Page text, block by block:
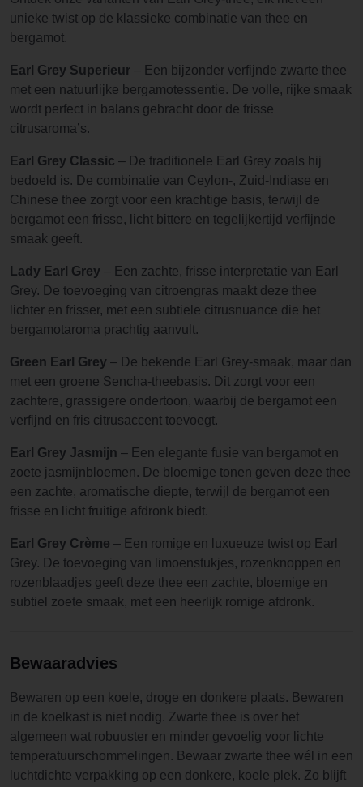
unieke twist op de klassieke combinatie van thee en
bergamot.
Earl Grey Superieur – Een bijzonder verfijnde zwarte thee
met een natuurlijke bergamotessentie. De volle, rijke smaak
wordt perfect in balans gebracht door de frisse
citrusaroma’s.
Earl Grey Classic – De traditionele Earl Grey zoals hij
bedoeld is. De combinatie van Ceylon-, Zuid-Indiase en
Chinese thee zorgt voor een krachtige basis, terwijl de
bergamot een frisse, licht bittere en tegelijkertijd verfijnde
smaak geeft.
Lady Earl Grey – Een zachte, frisse interpretatie van Earl
Grey. De toevoeging van citroengras maakt deze thee
lichter en frisser, met een subtiele citrusnuance die het
bergamotaroma prachtig aanvult.
Green Earl Grey – De bekende Earl Grey-smaak, maar dan
met een groene Sencha-theebasis. Dit zorgt voor een
zachtere, grassigere ondertoon, waarbij de bergamot een
verfijnd en fris citrusaccent toevoegt.
Earl Grey Jasmijn – Een elegante fusie van bergamot en
zoete jasmijnbloemen. De bloemige tonen geven deze thee
een zachte, aromatische diepte, terwijl de bergamot een
frisse en licht fruitige afdronk biedt.
Earl Grey Crème – Een romige en luxueuze twist op Earl
Grey. De toevoeging van limoenstukjes, rozenknoppen en
rozenblaadjes geeft deze thee een zachte, bloemige en
subtiel zoete smaak, met een heerlijk romige afdronk.
Bewaaradvies
Bewaren op een koele, droge en donkere plaats. Bewaren
in de koelkast is niet nodig. Zwarte thee is over het
algemeen wat robuuster en minder gevoelig voor lichte
temperatuurschommelingen. Bewaar zwarte thee wél in een
luchtdichte verpakking op een donkere, koele plek. Zo blijft